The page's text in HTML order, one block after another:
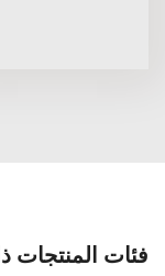
فئات المنتجات